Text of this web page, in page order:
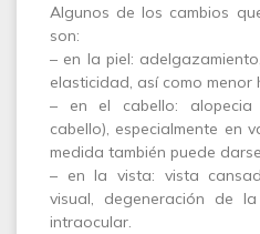
Algunos de los cambios
son:
– en la piel:
elasticidad, así como
– en el cabello:
cabello), especialmente en
medida también puede
– en la vista: vista
visual, degeneración de
intraocular.